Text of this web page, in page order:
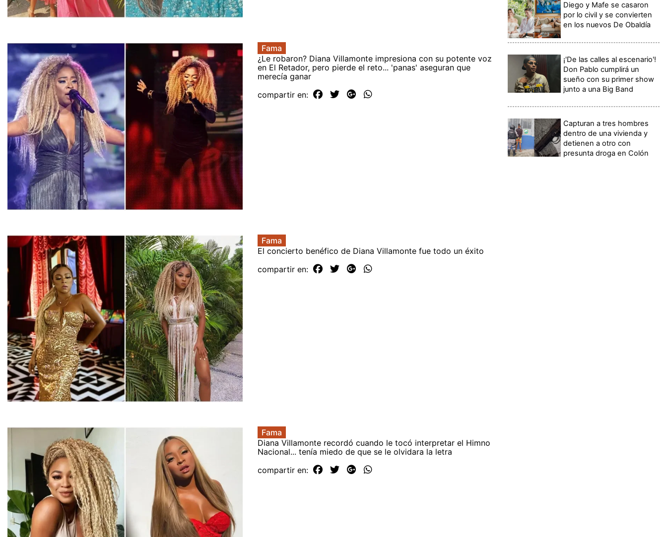
Fama
¿Le robaron? Diana Villamonte impresiona con su potente voz
en El Retador, pero pierde el reto... 'panas' aseguran que
merecía ganar
compartir en:
Fama
El concierto benéfico de Diana Villamonte fue todo un éxito
compartir en:
Fama
Diana Villamonte recordó cuando le tocó interpretar el Himno
Nacional... tenía miedo de que se le olvidara la letra
compartir en:
Diego y Mafe se casaron
por lo civil y se convierten
en los nuevos De Obaldía
¡'De las calles al escenario'!
Don Pablo cumplirá un
sueño con su primer show
junto a una Big Band
Capturan a tres hombres
dentro de una vivienda y
detienen a otro con
presunta droga en Colón